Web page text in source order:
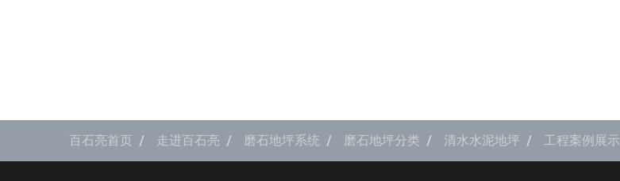
百石亮首页 走进百石亮 磨石地坪系统 磨石地坪分类 清水水泥地坪 工程案例展示